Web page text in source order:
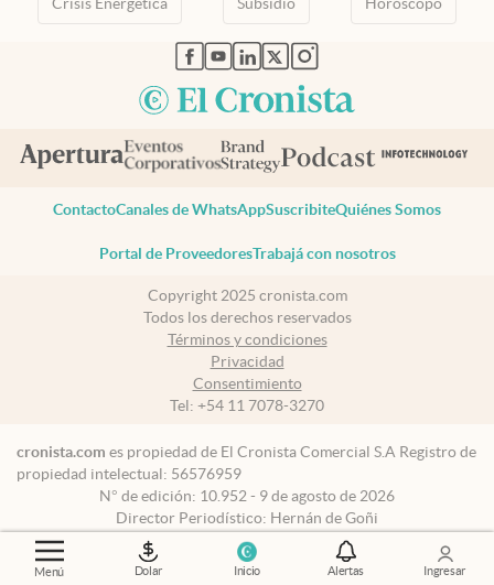
Menú Dolar Inicio Alertas Ingresar
abre en nueva pestaña
abre en nueva pestaña
abre en nueva pestaña
abre en nueva pestaña
abre en nueva pestaña
ContactoCanales de WhatsAppSuscribiteQuiénes Somos
Portal de ProveedoresTrabajá con nosotros
Copyright 2025 cronista.com
Todos los derechos reservados
Términos y condiciones
Privacidad
Consentimiento
Tel: +54 11 7078-3270
cronista.com es propiedad de El Cronista Comercial S.A Registro de
propiedad intelectual: 56576959
N° de edición: 10.952 - 9 de agosto de 2026
Director Periodístico: Hernán de Goñi